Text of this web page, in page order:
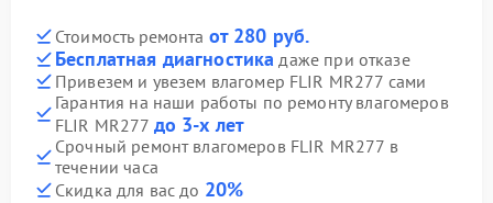
Стоимость ремонта от 280 руб.
Бесплатная диагностика даже при отказе
Привезем и увезем влагомер FLIR MR277 сами
Гарантия на наши работы по ремонту влагомеров
FLIR MR277 до 3-х лет
Срочный ремонт влагомеров FLIR MR277 в
течении часа
Скидка для вас до 20%